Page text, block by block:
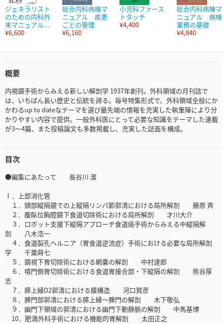
ジェネラリスト
のための内科外
来マニュアル...
¥6,600
総合内科病棟マ
ニュアル 疾患
ごとの管理
¥6,160
小児科ファース
トタッチ
¥4,400
総合内科病棟マ
ニュアル 病棟
業務の基礎
¥4,840
概要
内視鏡手術からみえる新しい解剖学 1937年創刊。外科領域の月刊誌で
は、いちばん長い歴史と伝統を誇る。毎号特集形式で、外科領域全般にか
かわるup to dateなテーマを選び最先端の情報を充実した執筆陣により分
かりやすい内容で提供。一般外科医にとって必要な知識をテーマした連載
が3～4篇、また投稿論文も多数掲載し、充実した誌面を構成。
目次
●編集にあたって 長谷川 潔
Ⅰ．上部消化管
１．頸部縦隔鏡での上縦隔リンパ節郭清における局所解剖 藤原 斉
２．腹臥位胸腔鏡下食道切除術における局所解剖 才川大介
３．ロボット支援下縦隔アプローチ食道癌手術からみえる中縦隔解
剖 八木浩一
４．食道裂孔ヘルニア（胃食道逆流症）手術における必要な局所解剖
学 千葉蒔七
５．鏡視下胃切除術における網嚢の解剖 中村達郎
６．噴門側胃切除術における食道胃接合部・下縦隔の解剖 熊谷厚
志
７．膵上縁D2郭清における膜構造 河口賀彦
８．脾門部郭清における膵上縁～脾門の解剖 木下敬弘
９．幽門下領域の郭清における幽門下動静脈の解剖 中馬基博
10．肥満外科手術における機能的胃解剖 太田正之